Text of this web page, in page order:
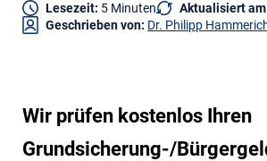
Lesezeit: 5 Minuten Aktualisiert
Geschrieben von: Dr. Philipp
Wir prüfen kostenlos Ihren
Grundsicherung-/